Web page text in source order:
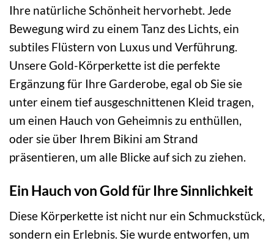
Ihre natürliche Schönheit hervorhebt. Jede
Bewegung wird zu einem Tanz des Lichts, ein
subtiles Flüstern von Luxus und Verführung.
Unsere Gold-Körperkette ist die perfekte
Ergänzung für Ihre Garderobe, egal ob Sie sie
unter einem tief ausgeschnittenen Kleid tragen,
um einen Hauch von Geheimnis zu enthüllen,
oder sie über Ihrem Bikini am Strand
präsentieren, um alle Blicke auf sich zu ziehen.
Ein Hauch von Gold für Ihre Sinnlichkeit
Diese Körperkette ist nicht nur ein Schmuckstück,
sondern ein Erlebnis. Sie wurde entworfen, um